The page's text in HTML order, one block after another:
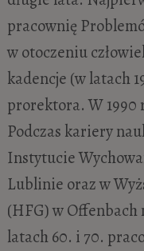
pracownię
w otoczeniu
kadencje (w latach
prorektora. W 1990
Podczas kariery
Instytucie
Lublinie oraz w
(HFG) w
latach 60. i 70.